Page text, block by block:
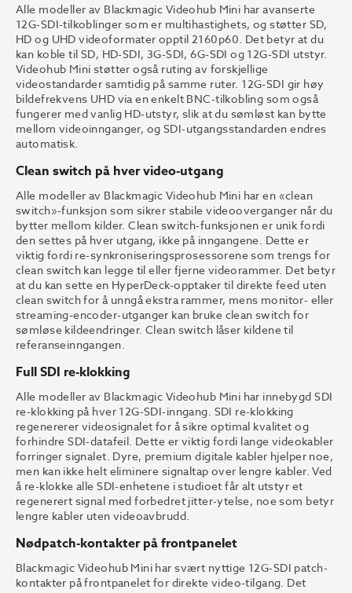
Alle modeller av Blackmagic Videohub Mini har avanserte
12G-SDI-tilkoblinger som er multihastighets, og støtter SD,
HD og UHD videoformater opptil 2160p60. Det betyr at du
kan koble til SD, HD-SDI, 3G-SDI, 6G-SDI og 12G-SDI utstyr.
Videohub Mini støtter også ruting av forskjellige
videostandarder samtidig på samme ruter. 12G-SDI gir høy
bildefrekvens UHD via en enkelt BNC-tilkobling som også
fungerer med vanlig HD-utstyr, slik at du sømløst kan bytte
mellom videoinnganger, og SDI-utgangsstandarden endres
automatisk.
Clean switch på hver video-utgang
Alle modeller av Blackmagic Videohub Mini har en «clean
switch»-funksjon som sikrer stabile videooverganger når du
bytter mellom kilder. Clean switch-funksjonen er unik fordi
den settes på hver utgang, ikke på inngangene. Dette er
viktig fordi re-synkroniseringsprosessorene som trengs for
clean switch kan legge til eller fjerne videorammer. Det betyr
at du kan sette en HyperDeck-opptaker til direkte feed uten
clean switch for å unngå ekstra rammer, mens monitor- eller
streaming-encoder-utganger kan bruke clean switch for
sømløse kildeendringer. Clean switch låser kildene til
referanseinngangen.
Full SDI re-klokking
Alle modeller av Blackmagic Videohub Mini har innebygd SDI
re-klokking på hver 12G-SDI-inngang. SDI re-klokking
regenererer videosignalet for å sikre optimal kvalitet og
forhindre SDI-datafeil. Dette er viktig fordi lange videokabler
forringer signalet. Dyre, premium digitale kabler hjelper noe,
men kan ikke helt eliminere signaltap over lengre kabler. Ved
å re-klokke alle SDI-enhetene i studioet får alt utstyr et
regenerert signal med forbedret jitter-ytelse, noe som betyr
lengre kabler uten videoavbrudd.
Nødpatch-kontakter på frontpanelet
Blackmagic Videohub Mini har svært nyttige 12G-SDI patch-
kontakter på frontpanelet for direkte video-tilgang. Det